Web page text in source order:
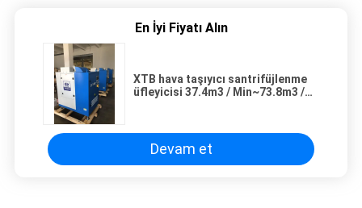
En İyi Fiyatı Alın
XTB hava taşıyıcı santrifüjlenme
üfleyicisi 37.4m3 / Min~73.8m3 /
Devam et